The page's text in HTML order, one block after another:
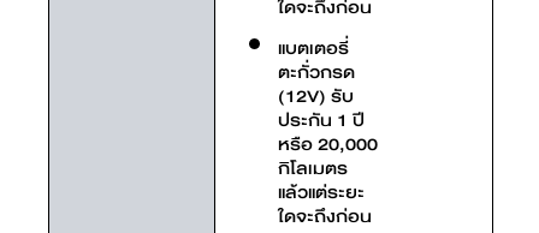
ใดจะถึงก่อน
แบตเตอรี่
ตะกั่วกรด
(12V) รับ
ประกัน 1 ปี
หรือ 20,000
กิโลเมตร
แล้วแต่ระยะ
ใดจะถึงก่อน